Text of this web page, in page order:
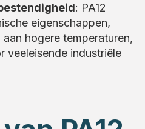
: PA12
eigenschappen,
hogere temperaturen,
veeleisende industriële